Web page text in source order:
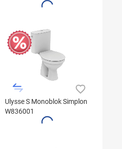
Ulysse S Monoblok Simplon
W836001